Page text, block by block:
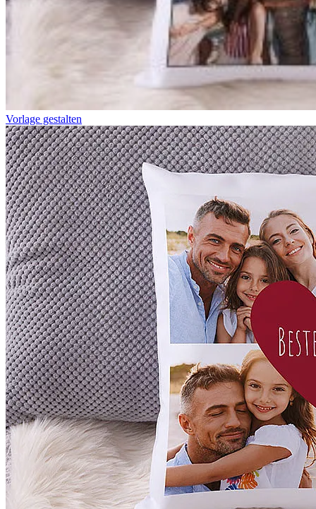
Vorlage gestalten